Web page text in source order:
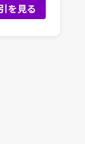
を見る